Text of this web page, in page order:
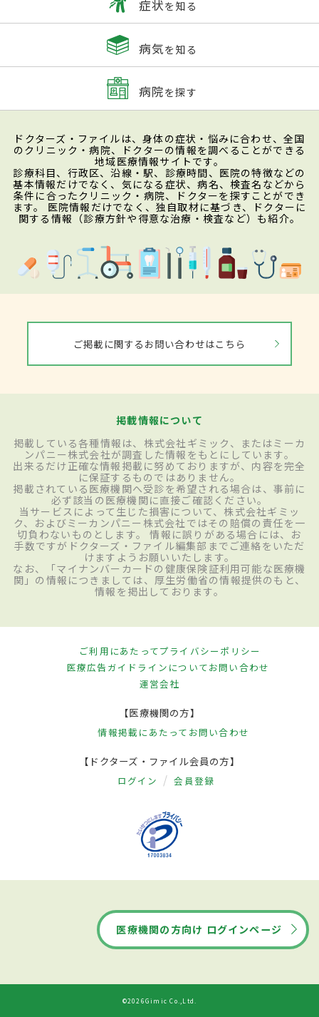
症状を知る
病気を知る
病院を探す
ドクターズ・ファイルは、身体の症状・悩みに合わせ、全国
のクリニック・病院、ドクターの情報を調べることができる
地域医療情報サイトです。
診療科目、行政区、沿線・駅、診療時間、医院の特徴などの
基本情報だけでなく、気になる症状、病名、検査名などから
条件に合ったクリニック・病院、ドクターを探すことができ
ます。 医院情報だけでなく、独自取材に基づき、ドクターに
関する情報（診療方針や得意な治療・検査など）も紹介。
ご掲載に関するお問い合わせはこちら
掲載情報について
掲載している各種情報は、株式会社ギミック、またはミーカ
ンパニー株式会社が調査した情報をもとにしています。
出来るだけ正確な情報掲載に努めておりますが、内容を完全
に保証するものではありません。
掲載されている医療機関へ受診を希望される場合は、事前に
必ず該当の医療機関に直接ご確認ください。
当サービスによって生じた損害について、株式会社ギミッ
ク、およびミーカンパニー株式会社ではその賠償の責任を一
切負わないものとします。 情報に誤りがある場合には、お
手数ですがドクターズ・ファイル編集部までご連絡をいただ
けますようお願いいたします。
なお、「マイナンバーカードの健康保険証利用可能な医療機
関」の情報につきましては、厚生労働省の情報提供のもと、
情報を掲出しております。
ご利用にあたってプライバシーポリシー
医療広告ガイドラインについてお問い合わせ
運営会社
【医療機関の方】
情報掲載にあたって お問い合わせ
【ドクターズ・ファイル会員の方】
ログイン 会員登録
医療機関の方向け ログインページ
©2026Gimic Co.,Ltd.